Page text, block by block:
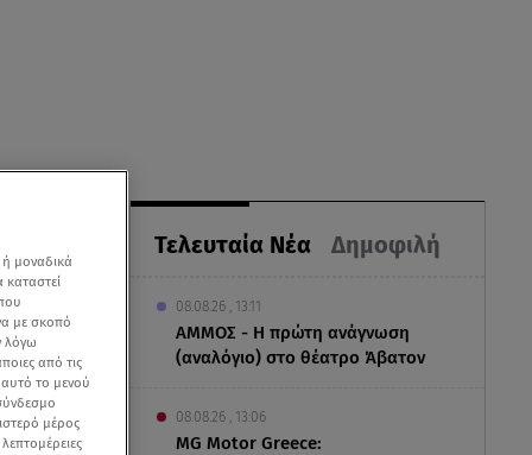
Τελευταία Νέα Δημοφιλή
08.08.26 , 13:11
ΑΜΜΟΣ - Η πρώτη ανάγνωση
(αναλόγιο) στο θέατρο Άβατον
08.08.26 , 13:06
MG Motor Greece:
μοναδικά
με σκοπό
λόγω
από τις
αυτό το μενού
μέρος